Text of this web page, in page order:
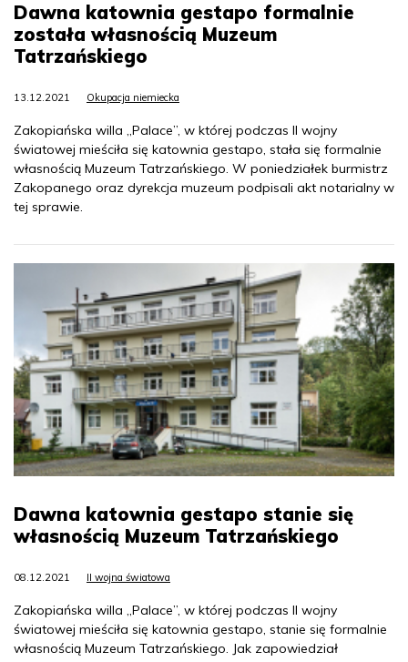
Dawna katownia gestapo formalnie
została własnością Muzeum
Tatrzańskiego
13.12.2021 Okupacja niemiecka
Zakopiańska willa „Palace”, w której podczas II wojny
światowej mieściła się katownia gestapo, stała się formalnie
własnością Muzeum Tatrzańskiego. W poniedziałek burmistrz
Zakopanego oraz dyrekcja muzeum podpisali akt notarialny w
tej sprawie.
Dawna katownia gestapo stanie się
własnością Muzeum Tatrzańskiego
08.12.2021 II wojna światowa
Zakopiańska willa „Palace”, w której podczas II wojny
światowej mieściła się katownia gestapo, stanie się formalnie
własnością Muzeum Tatrzańskiego. Jak zapowiedział